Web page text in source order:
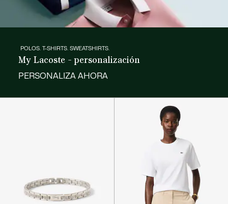
POLOS. T-SHIRTS. SWEATSHIRTS.
My Lacoste - personalización
PERSONALIZA AHORA